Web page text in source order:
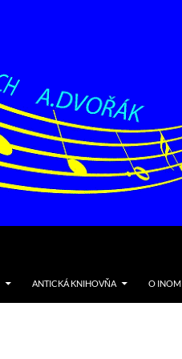
ANTICKÁ KNIHOVŇA O INOM